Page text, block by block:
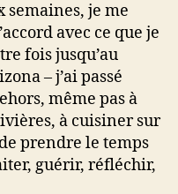
semaines, je me
avec ce que je
fois jusqu’au
– j’ai passé
même pas à
à cuisiner sur
prendre le temps
guérir, réfléchir,